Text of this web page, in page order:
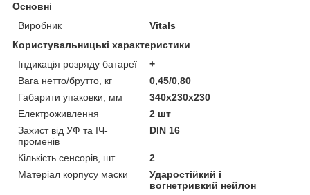
Основні
Виробник
Vitals
Користувальницькі характеристики
Індикація розряду батареї
+
Вага нетто/брутто, кг
0,45/0,80
Габарити упаковки, мм
340х230х230
Електроживлення
2 шт
Захист від УФ та ІЧ-
променів
DIN 16
Кількість сенсорів, шт
2
Матеріал корпусу маски
Ударостійкий і
вогнетривкий нейлон